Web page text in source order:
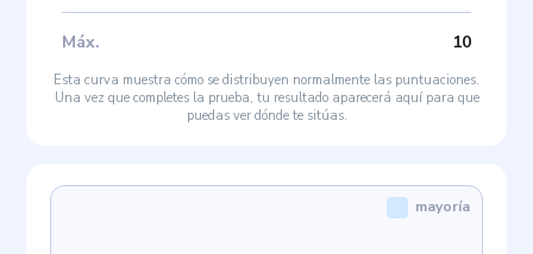
Máx. 10
Esta curva muestra cómo se distribuyen normalmente las puntuaciones.
Una vez que completes la prueba, tu resultado aparecerá aquí para que
puedas ver dónde te sitúas.
mayoría